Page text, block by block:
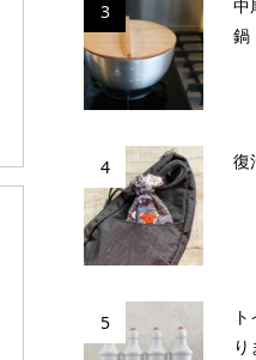
3
中
鍋
4 復
5
り